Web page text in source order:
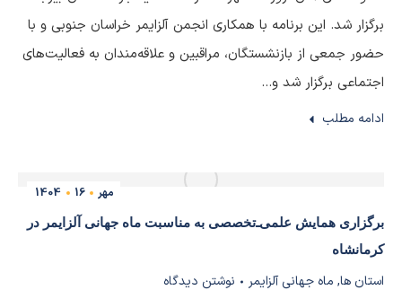
برگزار شد. این برنامه با همکاری انجمن آلزایمر خراسان جنوبی و با
حضور جمعی از بازنشستگان، مراقبین و علاقه‌مندان به فعالیت‌های
اجتماعی برگزار شد و…
ادامه مطلب
مهر 16
1404
برگزاری همایش علمی‌ـ‌تخصصی به مناسبت ماه جهانی آلزایمر در
کرمانشاه
استان ها, ماه جهانی آلزایمر نوشتن دیدگاه